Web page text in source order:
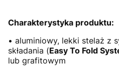
Charakterystyka produktu:
• aluminiowy, lekki stelaż z
składania (Easy To Fold
lub grafitowym